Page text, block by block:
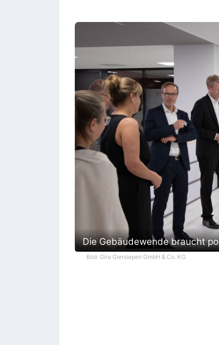
Die Gebäudewende braucht
Bild: Gira Giersiepen GmbH & Co. KG